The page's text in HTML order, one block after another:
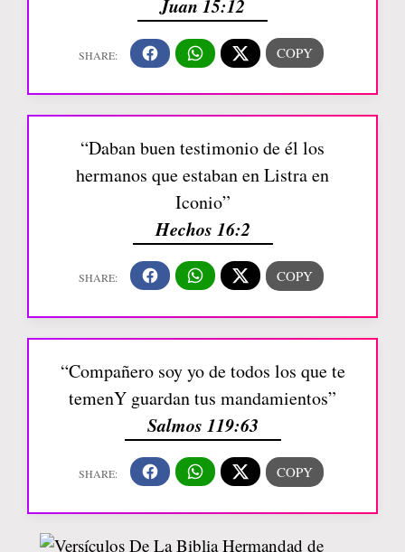
Juan 15:12
“Daban buen testimonio de él los
hermanos que estaban en Listra en
Iconio”
Hechos 16:2
“Compañero soy yo de todos los que te
temenY guardan tus mandamientos”
Salmos 119:63